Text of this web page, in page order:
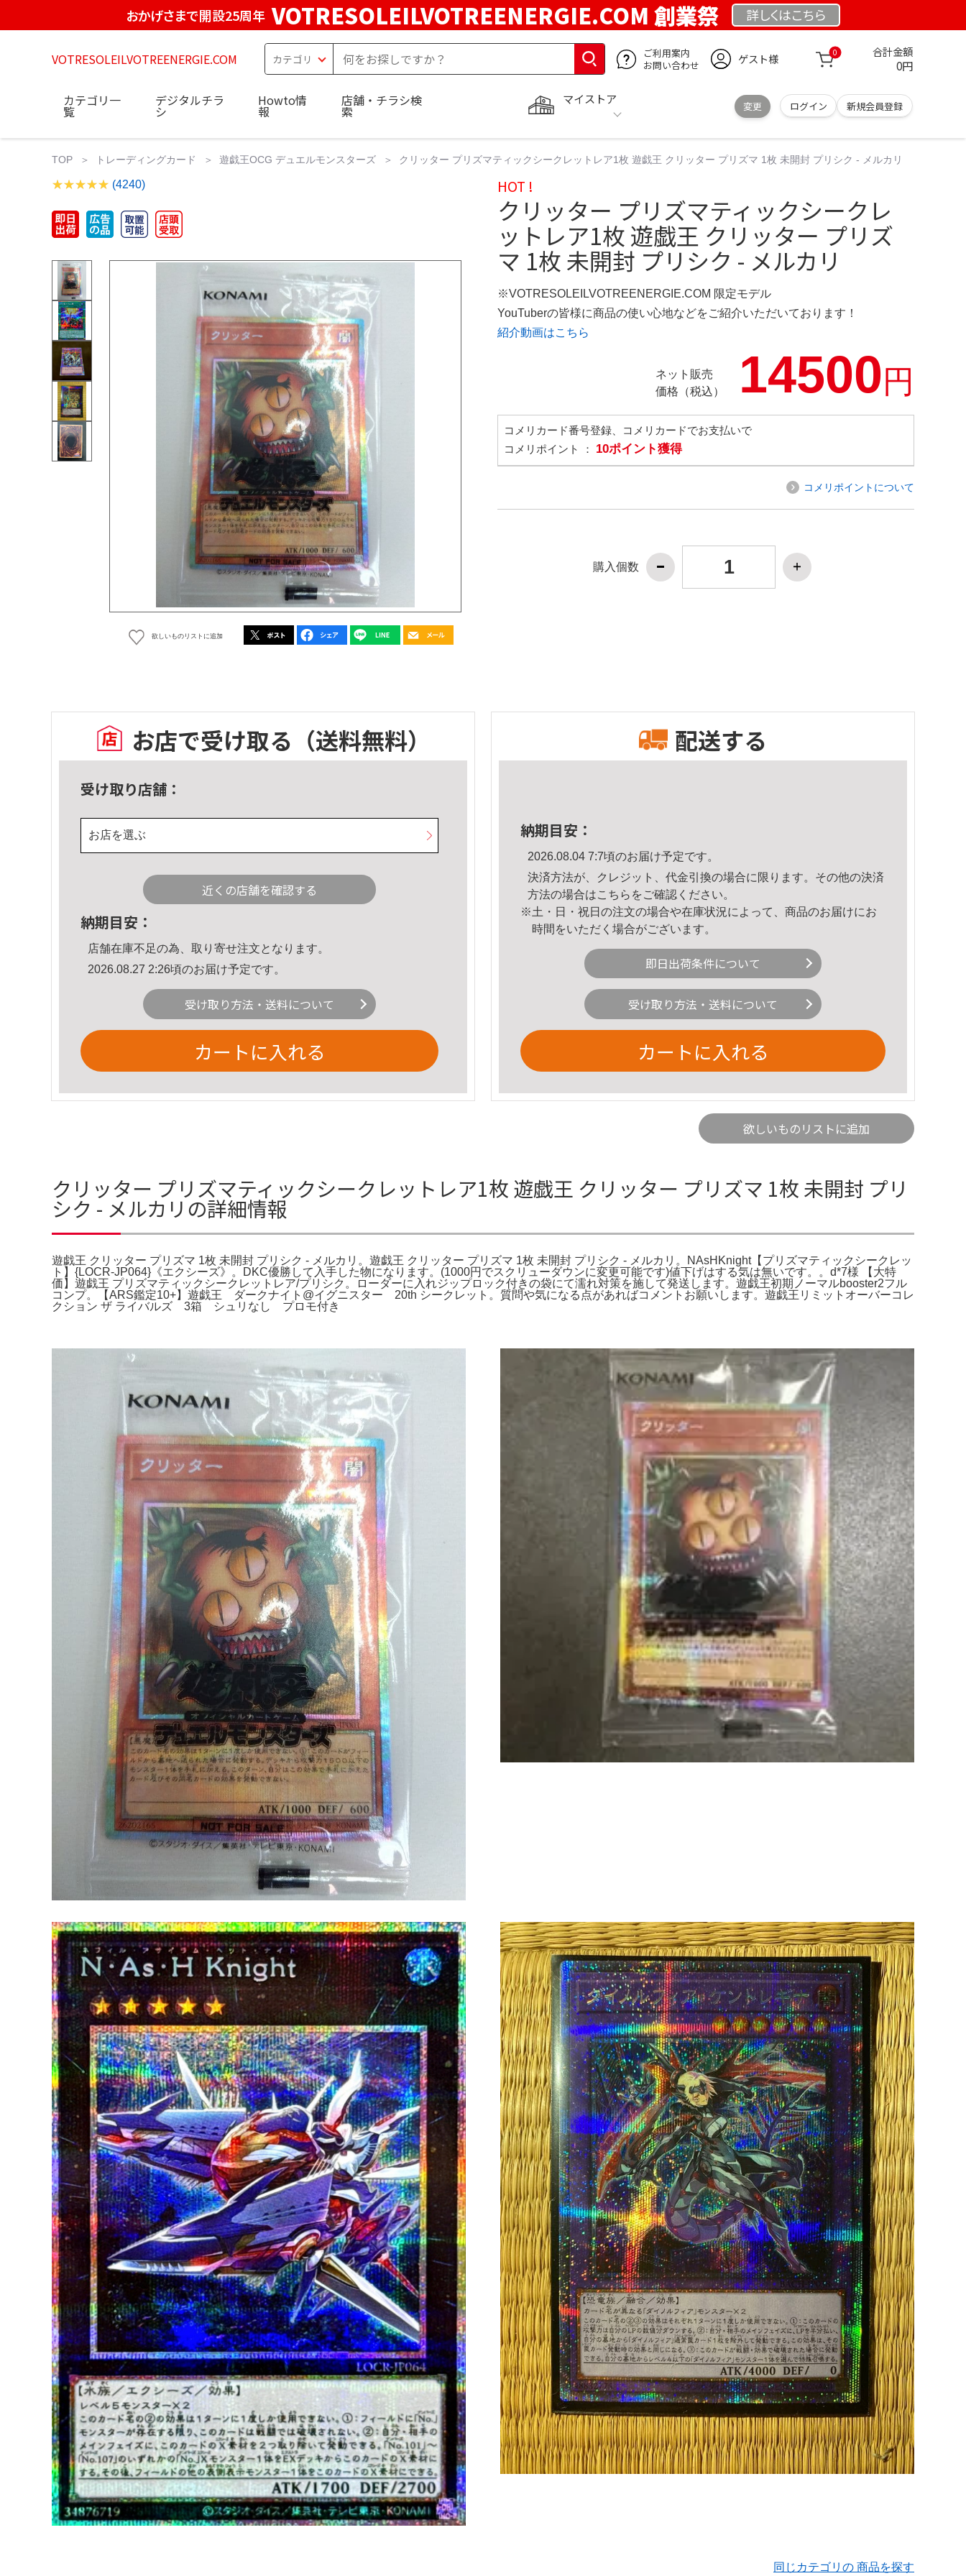
おかげさまで開設25周年 VOTRESOLEILVOTREENERGIE.COM 創業祭 詳しくはこちら
VOTRESOLEILVOTREENERGIE.COM
ご利用案内
お問い合わせ
ゲスト様 0 合計金額
0円
マイストア
変更 ログイン 新規会員登録
カテゴリ一
覧
デジタルチラ
シ
Howto情
報
店舗・チラシ検
索
TOP トレーディングカード 遊戯王OCG デュエルモンスターズ クリッター プリズマティックシークレットレア1枚 遊戯王 クリッター プリズマ 1枚 未開封 プリシク - メルカリ
(4240)
欲しいものリストに追加
HOT !
クリッター プリズマティックシークレ
ットレア1枚 遊戯王 クリッター プリズ
マ 1枚 未開封 プリシク - メルカリ
※VOTRESOLEILVOTREENERGIE.COM 限定モデル
YouTuberの皆様に商品の使い心地などをご紹介いただいております！
紹介動画はこちら
ネット販売
価格（税込）
14500円
コメリカード番号登録、コメリカードでお支払いで
コメリポイント ： 10ポイント獲得
コメリポイントについて
購入個数
お店で受け取る （送料無料）
受け取り店舗：
お店を選ぶ
近くの店舗を確認する
納期目安：
店舗在庫不足の為、取り寄せ注文となります。
2026.08.27 2:26頃のお届け予定です。
受け取り方法・送料について
カートに入れる
配送する
納期目安：
2026.08.04 7:7頃のお届け予定です。
決済方法が、クレジット、代金引換の場合に限ります。その他の決済
方法の場合はこちら をご確認ください。
※土・日・祝日の注文の場合や在庫状況によって、商品のお届けにお
時間をいただく場合がございます。
即日出荷条件について
受け取り方法・送料について
カートに入れる
欲しいものリストに追加
クリッター プリズマティックシークレットレア1枚 遊戯王 クリッター プリズマ 1枚 未開封 プリ
シク - メルカリの詳細情報
遊戯王 クリッター プリズマ 1枚 未開封 プリシク - メルカリ。遊戯王 クリッター プリズマ 1枚 未開封 プリシク - メルカリ。NAsHKnight【プリズマティックシークレッ
ト】{LOCR-JP064}《エクシーズ》。DKC優勝して入手した物になります。(1000円でスクリューダウンに変更可能です)値下げはする気は無いです。。d*7様 【大特
価】遊戯王 プリズマティックシークレットレア/プリシク。ローダーに入れジップロック付きの袋にて濡れ対策を施して発送します。遊戯王初期ノーマルbooster2フル
コンプ。【ARS鑑定10+】遊戯王 ダークナイト@イグニスター 20th シークレット。質問や気になる点があればコメントお願いします。遊戯王リミットオーバーコレ
クション ザ ライバルズ 3箱 シュリなし プロモ付き
同じカテゴリの 商品を探す